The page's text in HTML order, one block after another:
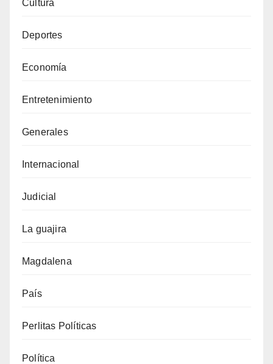
Cultura
Deportes
Economía
Entretenimiento
Generales
Internacional
Judicial
La guajira
Magdalena
País
Perlitas Políticas
Política